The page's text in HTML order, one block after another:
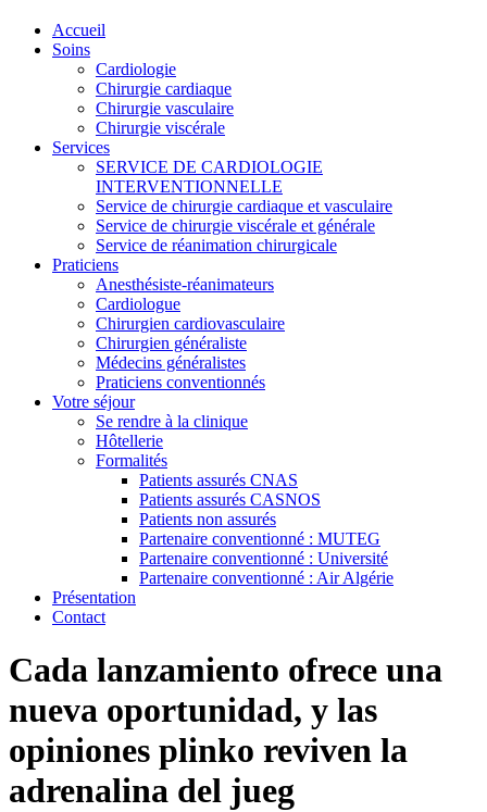
Accueil
Soins
Cardiologie
Chirurgie cardiaque
Chirurgie vasculaire
Chirurgie viscérale
Services
SERVICE DE CARDIOLOGIE
INTERVENTIONNELLE
Service de chirurgie cardiaque et vasculaire
Service de chirurgie viscérale et générale
Service de réanimation chirurgicale
Praticiens
Anesthésiste-réanimateurs
Cardiologue
Chirurgien cardiovasculaire
Chirurgien généraliste
Médecins généralistes
Praticiens conventionnés
Votre séjour
Se rendre à la clinique
Hôtellerie
Formalités
Patients assurés CNAS
Patients assurés CASNOS
Patients non assurés
Partenaire conventionné : MUTEG
Partenaire conventionné : Université
Partenaire conventionné : Air Algérie
Présentation
Contact
Cada lanzamiento ofrece una
nueva oportunidad, y las
opiniones plinko reviven la
adrenalina del jueg